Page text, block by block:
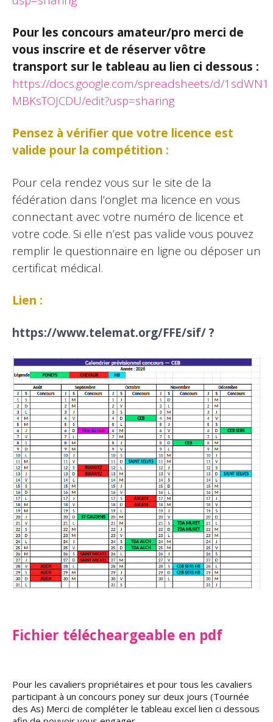
Pour les concours amateur/pro merci de
vous inscrire et de réserver vôtre
transport sur le tableau au lien ci dessous :
https://docs.google.com/spreadsheets/d/
MBKsTOJCDU/edit?usp=sharing
Pensez à vérifier que votre licence est
valide pour la compétition :
Pour cela rendez vous sur le site de la
fédération dans l’onglet ma licence en vous
connectant avec votre numéro de licence et
votre code. Si elle n’est pas valide vous pouvez
remplir le questionnaire en ligne ou déposer un
certificat médical.
Lien :
https://www.telemat.org/FFE/sif/ ?
Fichier télécheargeable en pdf
Pour les cavaliers propriétaires et pour tous les cavaliers
participant à un concours poney sur deux jours (Tournée
des As) Merci de compléter le tableau excel lien ci dessous